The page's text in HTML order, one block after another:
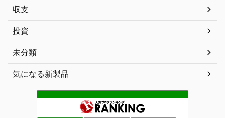
収支
投資
未分類
気になる新製品